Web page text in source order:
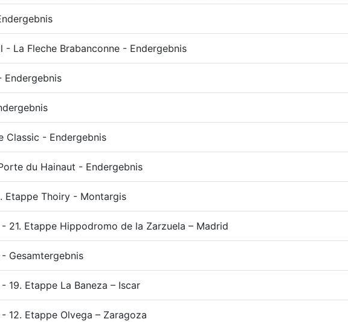
- La Fleche Brabanconne - Endergebnis
Endergebnis
Classic - Endergebnis
du Hainaut - Endergebnis
Etappe Thoiry - Montargis
21. Etappe Hippodromo de la Zarzuela – Madrid
Gesamtergebnis
19. Etappe La Baneza – Iscar
12. Etappe Olvega – Zaragoza